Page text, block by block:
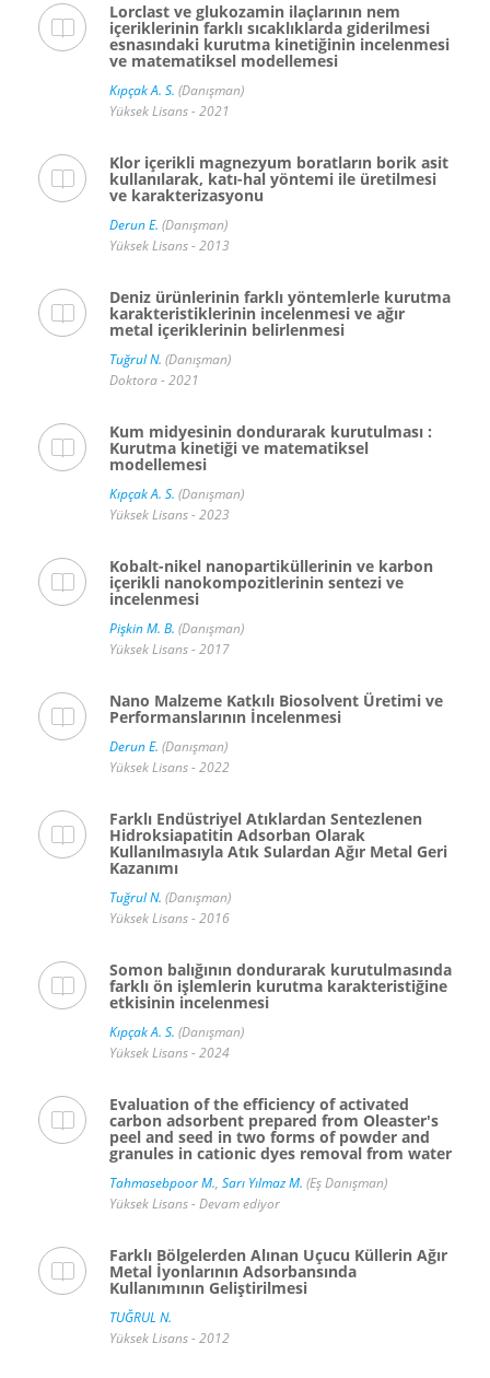
Lorclast ve glukozamin ilaçlarının nem
içeriklerinin farklı sıcaklıklarda giderilmesi
esnasındaki kurutma kinetiğinin incelenmesi
ve matematiksel modellemesi
Kıpçak A. S. (Danışman)
Yüksek Lisans - 2021
Klor içerikli magnezyum boratların borik asit
kullanılarak, katı-hal yöntemi ile üretilmesi
ve karakterizasyonu
Derun E. (Danışman)
Yüksek Lisans - 2013
Deniz ürünlerinin farklı yöntemlerle kurutma
karakteristiklerinin incelenmesi ve ağır
metal içeriklerinin belirlenmesi
Tuğrul N. (Danışman)
Doktora - 2021
Kum midyesinin dondurarak kurutulması :
Kurutma kinetiği ve matematiksel
modellemesi
Kıpçak A. S. (Danışman)
Yüksek Lisans - 2023
Kobalt-nikel nanopartiküllerinin ve karbon
içerikli nanokompozitlerinin sentezi ve
incelenmesi
Pişkin M. B. (Danışman)
Yüksek Lisans - 2017
Nano Malzeme Katkılı Biosolvent Üretimi ve
Performanslarının İncelenmesi
Derun E. (Danışman)
Yüksek Lisans - 2022
Farklı Endüstriyel Atıklardan Sentezlenen
Hidroksiapatitin Adsorban Olarak
Kullanılmasıyla Atık Sulardan Ağır Metal Geri
Kazanımı
Tuğrul N. (Danışman)
Yüksek Lisans - 2016
Somon balığının dondurarak kurutulmasında
farklı ön işlemlerin kurutma karakteristiğine
etkisinin incelenmesi
Kıpçak A. S. (Danışman)
Yüksek Lisans - 2024
Evaluation of the efficiency of activated
carbon adsorbent prepared from Oleaster's
peel and seed in two forms of powder and
granules in cationic dyes removal from water
Tahmasebpoor M., Sarı Yılmaz M. (Eş Danışman)
Yüksek Lisans - Devam ediyor
Farklı Bölgelerden Alınan Uçucu Küllerin Ağır
Metal İyonlarının Adsorbansında
Kullanımının Geliştirilmesi
TUĞRUL N.
Yüksek Lisans - 2012